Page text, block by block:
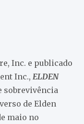
Inc. e publicado
Inc., ELDEN
sobrevivência
de Elden
maio no